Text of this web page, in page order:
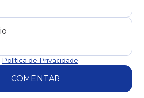
Política de Privacidade.
COMENTAR